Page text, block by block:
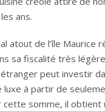
ans.
atout de l’île Maurice
sa fiscalité très
peut investir
luxe à partir de
cette somme, il obtient